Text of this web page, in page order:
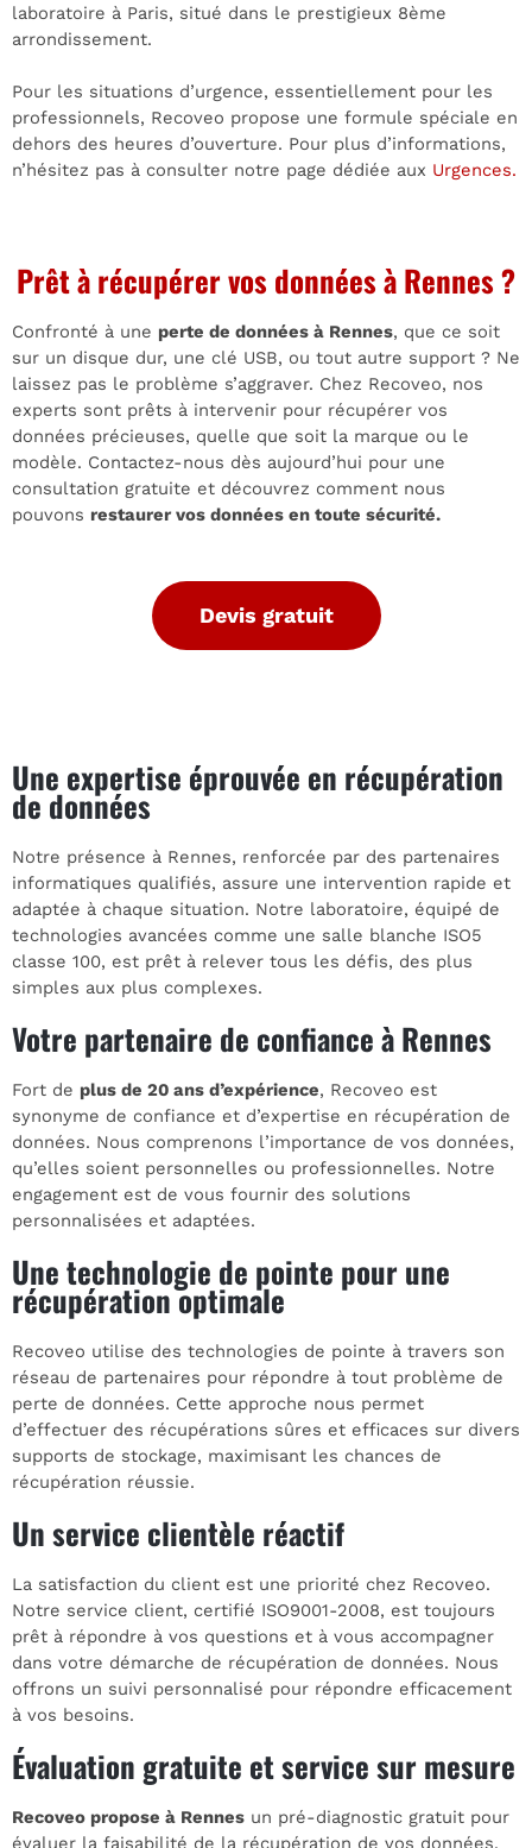
laboratoire à Paris, situé dans le prestigieux 8ème
arrondissement.
Pour les situations d’urgence, essentiellement pour les
professionnels, Recoveo propose une formule spéciale en
dehors des heures d’ouverture. Pour plus d’informations,
n’hésitez pas à consulter notre page dédiée aux Urgences.
Prêt à récupérer vos données à Rennes ?
Confronté à une perte de données à Rennes, que ce soit
sur un disque dur, une clé USB, ou tout autre support ? Ne
laissez pas le problème s’aggraver. Chez Recoveo, nos
experts sont prêts à intervenir pour récupérer vos
données précieuses, quelle que soit la marque ou le
modèle. Contactez-nous dès aujourd’hui pour une
consultation gratuite et découvrez comment nous
pouvons restaurer vos données en toute sécurité.
Devis gratuit
Une expertise éprouvée en récupération
de données
Notre présence à Rennes, renforcée par des partenaires
informatiques qualifiés, assure une intervention rapide et
adaptée à chaque situation. Notre laboratoire, équipé de
technologies avancées comme une salle blanche ISO5
classe 100, est prêt à relever tous les défis, des plus
simples aux plus complexes.
Votre partenaire de confiance à Rennes
Fort de plus de 20 ans d’expérience, Recoveo est
synonyme de confiance et d’expertise en récupération de
données. Nous comprenons l’importance de vos données,
qu’elles soient personnelles ou professionnelles. Notre
engagement est de vous fournir des solutions
personnalisées et adaptées.
Une technologie de pointe pour une
récupération optimale
Recoveo utilise des technologies de pointe à travers son
réseau de partenaires pour répondre à tout problème de
perte de données. Cette approche nous permet
d’effectuer des récupérations sûres et efficaces sur divers
supports de stockage, maximisant les chances de
récupération réussie.
Un service clientèle réactif
La satisfaction du client est une priorité chez Recoveo.
Notre service client, certifié ISO9001-2008, est toujours
prêt à répondre à vos questions et à vous accompagner
dans votre démarche de récupération de données. Nous
offrons un suivi personnalisé pour répondre efficacement
à vos besoins.
Évaluation gratuite et service sur mesure
Recoveo propose à Rennes un pré-diagnostic gratuit pour
évaluer la faisabilité de la récupération de vos données.